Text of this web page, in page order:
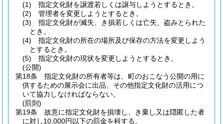
(1)
指定文化財を譲渡若しくは譲与しようとするとき。
(2)
管理者を変更しようとするとき。
(3)
指定文化財が滅失、き損若しくは亡失、盗みとられた
とき。
(4)
指定文化財の所在の場所及び保存の方法を変更しよう
とするとき。
(5)
指定文化財の現状を変更しようとするとき。
(公開)
第18条
指定文化財の所有者等は、町のおこなう公開の用に
供するための展示会に出品、その他指定文化財の活用につ
いて協力しなければならない。
(罰則)
第19条
故意に指定文化財を損壊し、き棄し又は隠匿した者
に対し10,000円以下の罰金を科する。